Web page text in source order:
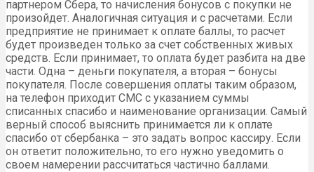
партнером Сбера, то начисления бонусов с покупки не
произойдет. Аналогичная ситуация и с расчетами. Если
предприятие не принимает к оплате баллы, то расчет
будет произведен только за счет собственных живых
средств. Если принимает, то оплата будет разбита на две
части. Одна – деньги покупателя, а вторая – бонусы
покупателя. После совершения оплаты таким образом,
на телефон приходит СМС с указанием суммы
списанных спасибо и наименование организации. Самый
верный способ выяснить принимается ли к оплате
спасибо от сбербанка – это задать вопрос кассиру. Если
он ответит положительно, то его нужно уведомить о
своем намерении рассчитаться частично баллами.